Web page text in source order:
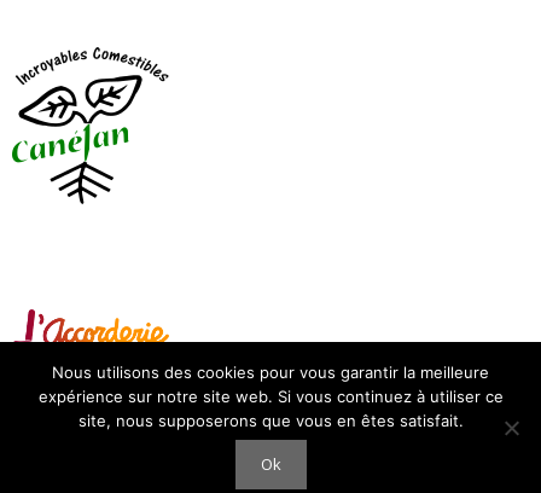
2026 - Contenus : Collectif Canéjan en transition - Création et
Nous utilisons des cookies pour vous garantir la meilleure
expérience sur notre site web. Si vous continuez à utiliser ce
site, nous supposerons que vous en êtes satisfait.
Ok